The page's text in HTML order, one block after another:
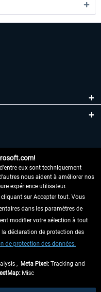
eux sont techniquement
nous aident à améliorer nos
expérience utilisateur.
sur Accepter tout. Vous
dans les paramètres de
modifier votre sélection à tout
déclaration de protection des
de protection des données.
, Meta Pixel: Tracking and
Misc